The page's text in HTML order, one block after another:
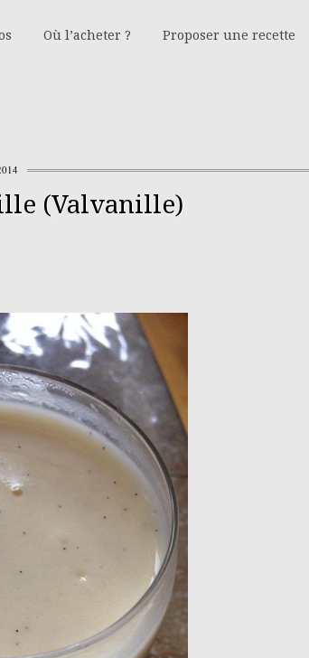
Où l’acheter ? Proposer une recette
(Valvanille)